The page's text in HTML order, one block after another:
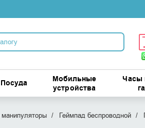
Посуда
Мобильные
устройства
Часы
Геймпад беспроводной